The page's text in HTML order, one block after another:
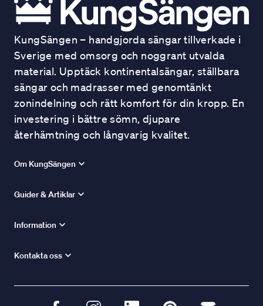
KungSängen – handgjorda sängar tillverkade i
Sverige med omsorg och noggrant utvalda
material. Upptäck kontinentalsängar, ställbara
sängar och madrasser med genomtänkt
zonindelning och rätt komfort för din kropp. En
investering i bättre sömn, djupare
återhämtning och långvarig kvalitet.
Om KungSängen
Guider & Artiklar
Information
Kontakta oss